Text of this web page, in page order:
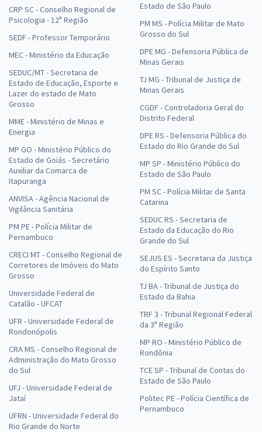
CRP SC - Conselho Regional de
Psicologia - 12ª Região
SEDF - Professor Temporário
MEC - Ministério da Educação
SEDUC/MT - Secretaria de
Estado de Educação, Esporte e
Lazer do estado de Mato
Grosso
MME - Ministério de Minas e
Energia
MP GO - Ministério Público do
Estado de Goiás - Secretário
Auxiliar da Comarca de
Itapuranga
ANVISA - Agência Nacional de
Vigilância Sanitária
PM PE - Polícia Militar de
Pernambuco
CRECI MT - Conselho Regional de
Corretores de Imóveis do Mato
Grosso
Universidade Federal de
Catalão - UFCAT
UFR - Universidade Federal de
Rondonópolis
CRA MS - Conselho Regional de
Administração do Mato Grosso
do Sul
UFJ - Universidade Federal de
Jataí
UFRN - Universidade Federal do
Rio Grande do Norte
Estado de São Paulo
PM MS - Polícia Militar de Mato
Grosso do Sul
DPE MG - Defensoria Pública de
Minas Gerais
TJ MG - Tribunal de Justiça de
Minas Gerais
CGDF - Controladoria Geral do
Distrito Federal
DPE RS - Defensoria Pública do
Estado do Rio Grande do Sul
MP SP - Ministério Público do
Estado de São Paulo
PM SC - Polícia Militar de Santa
Catarina
SEDUC RS - Secretaria de
Estado da Educação do Rio
Grande do Sul
SEJUS ES - Secretaria da Justiça
do Espírito Santo
TJ BA - Tribunal de Justiça do
Estado da Bahia
TRF 3 - Tribunal Regional Federal
da 3ª Região
MP RO - Ministério Público de
Rondônia
TCE SP - Tribunal de Contas do
Estado de São Paulo
Politec PE - Polícia Científica de
Pernambuco